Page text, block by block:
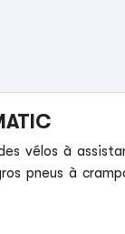
vélos à
pneus à